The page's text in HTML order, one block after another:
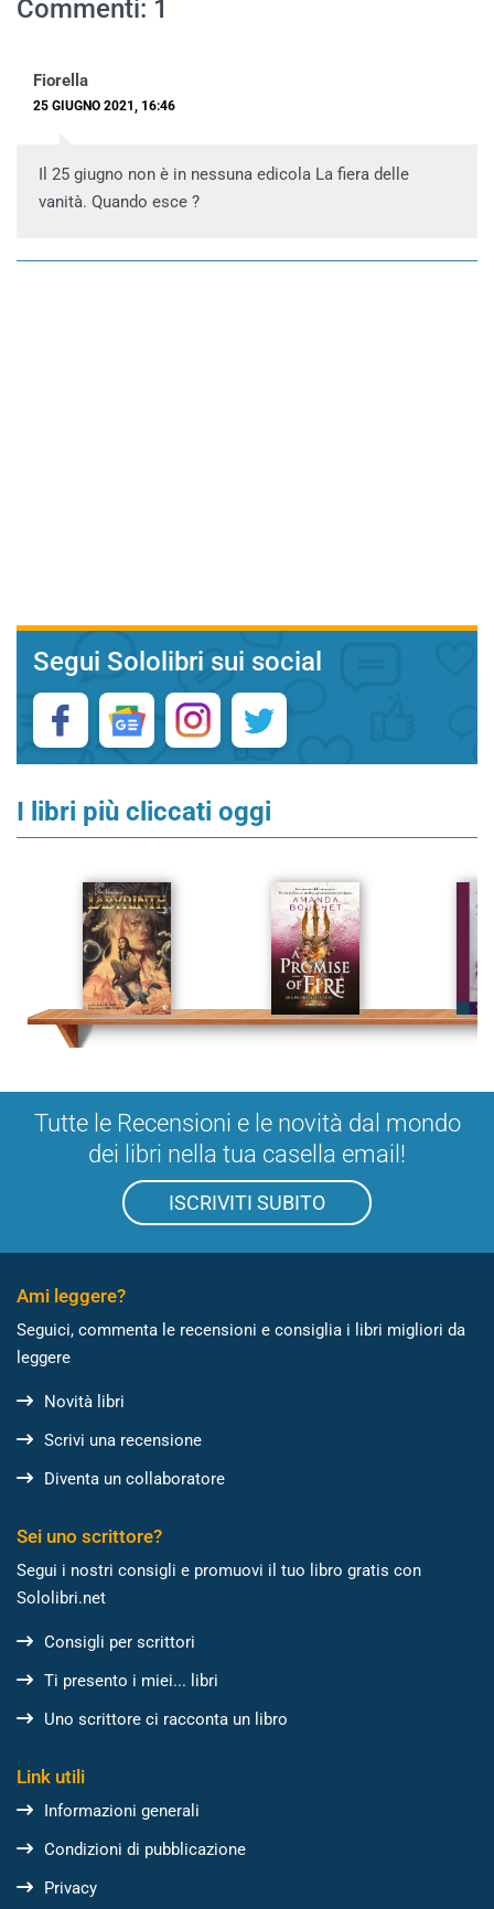
Commenti: 1
Fiorella
25 GIUGNO 2021, 16:46
Il 25 giugno non è in nessuna edicola La fiera delle
vanità. Quando esce ?
Segui Sololibri sui social
I libri più cliccati oggi
Tutte le Recensioni e le novità dal mondo
dei libri nella tua casella email!
ISCRIVITI SUBITO
Ami leggere?
Seguici, commenta le recensioni e consiglia i libri migliori da
leggere
Novità libri
Scrivi una recensione
Diventa un collaboratore
Sei uno scrittore?
Segui i nostri consigli e promuovi il tuo libro gratis con
Sololibri.net
Consigli per scrittori
Ti presento i miei... libri
Uno scrittore ci racconta un libro
Link utili
Informazioni generali
Condizioni di pubblicazione
Privacy